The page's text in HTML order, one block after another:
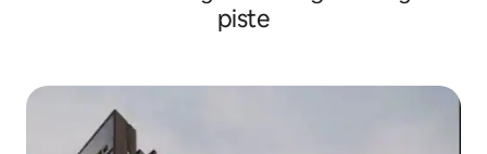
piste